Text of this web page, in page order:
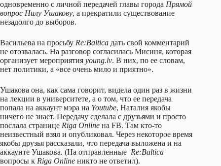
одновременно с личной передачей главы города Прямой
вопрос Нилу Ушакову, а прекратили существование
незадолго до выборов.
Васильева на просьбу Re:Baltica дать свой комментарий
не отозвалась. На разговор согласилась Мисиня, которая
организует мероприятия young.lv. В них, по ее словам,
нет политики, а «все очень мило и приятно».
Ушакова она, как сама говорит, видела один раз в жизни
на лекции в университете, а о том, что ее передача
попала на аккаунт мэра на Youtube, Наталия якобы
ничего не знает. Передачу сделала с друзьями и просто
послала странице Riga Online на FB. Там кто-то
неизвестный взял и опубликовал. Через некоторое время
якобы друзья рассказали, что передача выложена и на
аккаунте Ушакова. (На отправленные Re:Baltica
вопросы к Riga Online никто не ответил).